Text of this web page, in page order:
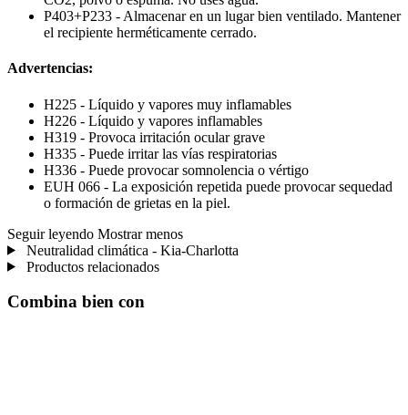
P403+P233 - Almacenar en un lugar bien ventilado. Mantener
el recipiente herméticamente cerrado.
Advertencias:
H225 - Líquido y vapores muy inflamables
H226 - Líquido y vapores inflamables
H319 - Provoca irritación ocular grave
H335 - Puede irritar las vías respiratorias
H336 - Puede provocar somnolencia o vértigo
EUH 066 - La exposición repetida puede provocar sequedad
o formación de grietas en la piel.
Seguir leyendo Mostrar menos
Neutralidad climática - Kia-Charlotta
Productos relacionados
Combina bien con